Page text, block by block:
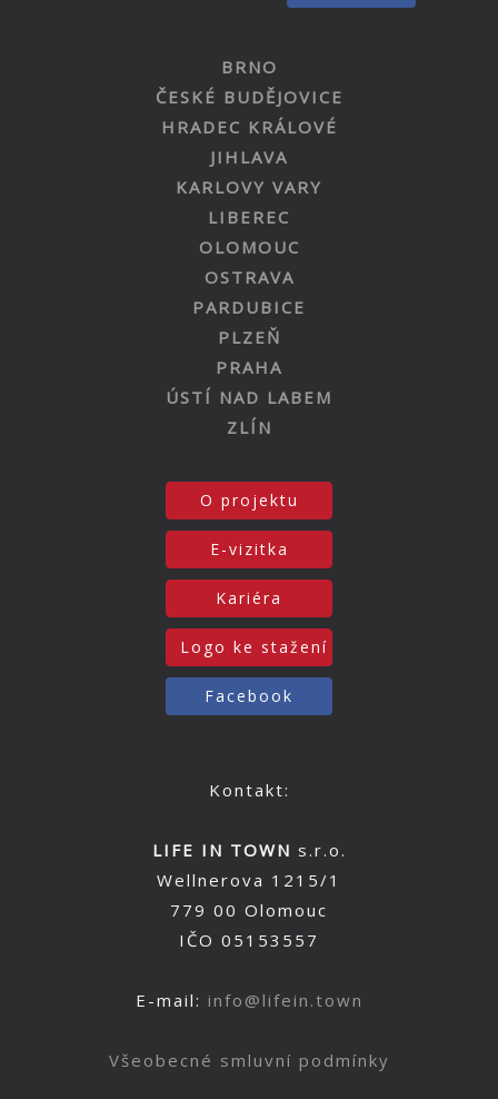
BRNO
ČESKÉ BUDĚJOVICE
HRADEC KRÁLOVÉ
JIHLAVA
KARLOVY VARY
LIBEREC
OLOMOUC
OSTRAVA
PARDUBICE
PLZEŇ
PRAHA
ÚSTÍ NAD LABEM
ZLÍN
O projektu
E-vizitka
Kariéra
Logo ke stažení
Facebook
Kontakt:
LIFE IN TOWN s.r.o.
Wellnerova 1215/1
779 00 Olomouc
IČO 05153557
E-mail: info@lifein.town
Všeobecné smluvní podmínky